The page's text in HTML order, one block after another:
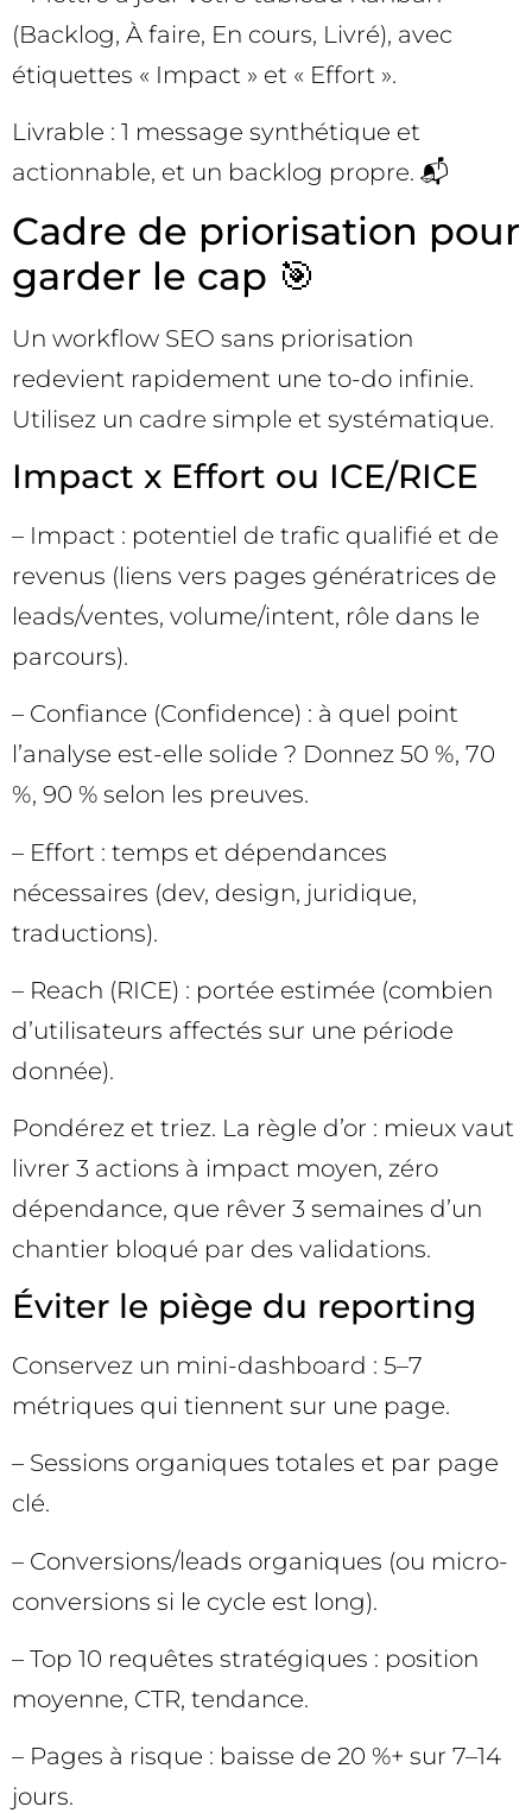
(Backlog, À faire, En cours, Livré), avec
étiquettes « Impact » et « Effort ».
Livrable : 1 message synthétique et
actionnable, et un backlog propre. 📬
Cadre de priorisation pour
garder le cap 🎯
Un workflow SEO sans priorisation
redevient rapidement une to-do infinie.
Utilisez un cadre simple et systématique.
Impact x Effort ou ICE/RICE
– Impact : potentiel de trafic qualifié et de
revenus (liens vers pages génératrices de
leads/ventes, volume/intent, rôle dans le
parcours).
– Confiance (Confidence) : à quel point
l’analyse est-elle solide ? Donnez 50 %, 70
%, 90 % selon les preuves.
– Effort : temps et dépendances
nécessaires (dev, design, juridique,
traductions).
– Reach (RICE) : portée estimée (combien
d’utilisateurs affectés sur une période
donnée).
Pondérez et triez. La règle d’or : mieux vaut
livrer 3 actions à impact moyen, zéro
dépendance, que rêver 3 semaines d’un
chantier bloqué par des validations.
Éviter le piège du reporting
Conservez un mini-dashboard : 5–7
métriques qui tiennent sur une page.
– Sessions organiques totales et par page
clé.
– Conversions/leads organiques (ou micro-
conversions si le cycle est long).
– Top 10 requêtes stratégiques : position
moyenne, CTR, tendance.
– Pages à risque : baisse de 20 %+ sur 7–14
jours.